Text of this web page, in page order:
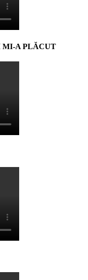
MI-A PLĂCUT